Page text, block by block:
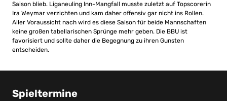
Saison blieb. Liganeuling Inn-Mangfall musste zuletzt auf Topscorerin
Ira Weymar verzichten und kam daher offensiv gar nicht ins Rollen.
Aller Voraussicht nach wird es diese Saison für beide Mannschaften
keine großen tabellarischen Sprünge mehr geben. Die BBU ist
favorisiert und sollte daher die Begegnung zu ihren Gunsten
entscheiden.
Spieltermine